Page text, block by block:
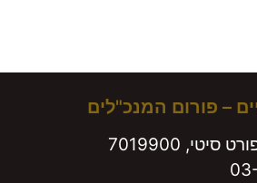
– פורום המנכ"לים